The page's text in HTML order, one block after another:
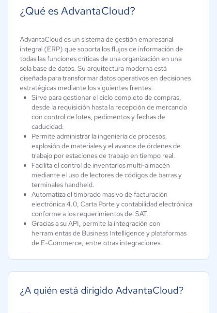
¿Qué es AdvantaCloud?
AdvantaCloud es un sistema de gestión empresarial
integral (ERP) que soporta los flujos de información de
todas las funciones críticas de una organización en una
sola base de datos. Su arquitectura moderna está
diseñada para transformar datos operativos en decisiones
estratégicas mediante los siguientes frentes:
Sirve para gestionar el ciclo completo de compras,
desde la requisición hasta la recepción de mercancía
con control de lotes, pedimentos y fechas de
caducidad.
Permite administrar la ingeniería de procesos,
explosión de materiales y el avance de órdenes de
trabajo por estaciones de trabajo en tiempo real.
Facilita el control de inventarios multi-almacén
mediante el uso de lectores de códigos de barras y
terminales handheld.
Automatiza el timbrado masivo de facturación
electrónica 4.0, Carta Porte y contabilidad electrónica
conforme a los requerimientos del SAT.
Gracias a su API, permite la integración con
herramientas de Business Intelligence y plataformas
de E-Commerce, entre otras integraciones.
¿A quién está dirigido AdvantaCloud?